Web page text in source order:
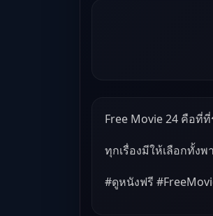
Free Movie 24 คือที่
ทุกเรื่องมีให้เลือกทั้ง
#ดูหนังฟรี